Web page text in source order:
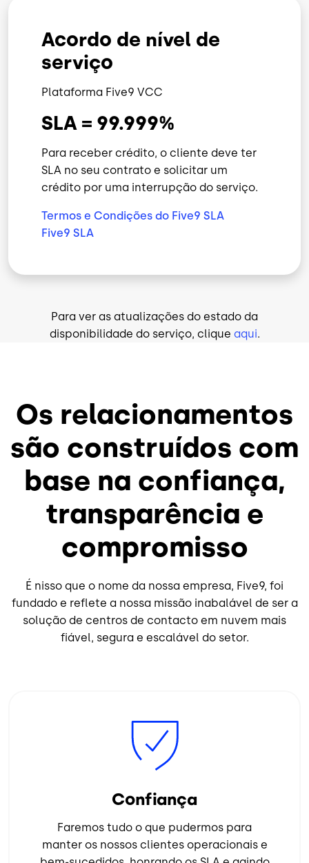
Acordo de nível de
serviço
Plataforma Five9 VCC
SLA = 99.999%
Para receber crédito, o cliente deve ter
SLA no seu contrato e solicitar um
crédito por uma interrupção do serviço.
Termos e Condições do Five9 SLA
Five9 SLA
Para ver as atualizações do estado da
disponibilidade do serviço, clique aqui.
Os relacionamentos
são construídos com
base na confiança,
transparência e
compromisso
É nisso que o nome da nossa empresa, Five9, foi
fundado e reflete a nossa missão inabalável de ser a
solução de centros de contacto em nuvem mais
fiável, segura e escalável do setor.
Confiança
Faremos tudo o que pudermos para
manter os nossos clientes operacionais e
Imagem